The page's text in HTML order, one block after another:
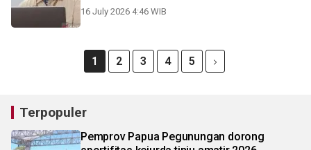
16 July 2026 4:46 WIB
1 2 3 4 5
Terpopuler
Pemprov Papua Pegunungan dorong